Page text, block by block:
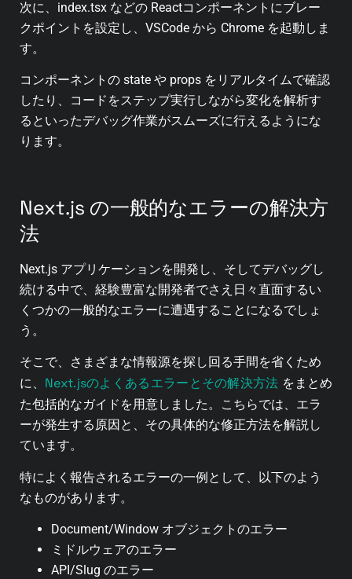
次に、index.tsx などの Reactコンポーネントにブレー
クポイントを設定し、VSCode から Chrome を起動しま
す。
コンポーネントの state や props をリアルタイムで確認
したり、コードをステップ実行しながら変化を解析す
るといったデバッグ作業がスムーズに行えるようにな
ります。
Next.js の一般的なエラーの解決方
法
Next.js アプリケーションを開発し、そしてデバッグし
続ける中で、経験豊富な開発者でさえ日々直面するい
くつかの一般的なエラーに遭遇することになるでしょ
う。
そこで、さまざまな情報源を探し回る手間を省くため
に、 Next.jsのよくあるエラーとその解決方法 をまとめ
た包括的なガイドを用意しました。こちらでは、エラ
ーが発生する原因と、その具体的な修正方法を解説し
ています。
特によく報告されるエラーの一例として、以下のよう
なものがあります。
Document/Window オブジェクトのエラー
ミドルウェアのエラー
API/Slug のエラー